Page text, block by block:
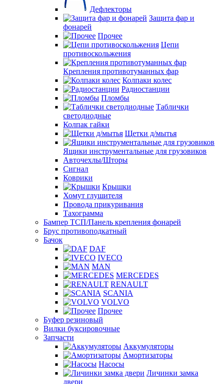
Дефлекторы
Защита фар и
фонарей
Прочее
Цепи
противоскольжения
Крепления противотуманных фар
Колпаки колес
Радиостанции
Пломбы
Таблички
светодиодные
Колпак гайки
Щетки д/мытья
Ящики инструментальные для грузовиков
Авточехлы/Шторы
Сигнал
Коврики
Крышки
Хомут глушителя
Провода прикуривания
Тахограмма
Бампер ТСП/Панель крепления фонарей
Брус противоподкатный
Бачок
DAF
IVECO
MAN
MERCEDES
RENAULT
SCANIA
VOLVO
Прочее
Буфер резиновый
Вилки буксировочные
Запчасти
Аккумуляторы
Амортизаторы
Насосы
Личинки замка
двери